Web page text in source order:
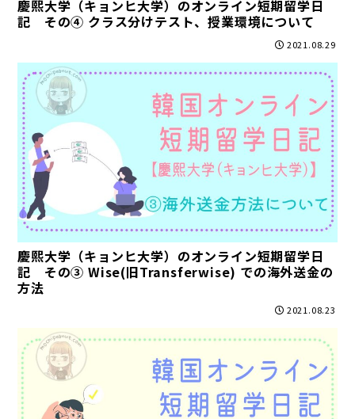
慶熙大学（キョンヒ大学）のオンライン短期留学日
記 その④ クラス分けテスト、授業環境について
2021.08.29
慶熙大学（キョンヒ大学）のオンライン短期留学日
記 その③ Wise(旧Transferwise) での海外送金の
方法
2021.08.23